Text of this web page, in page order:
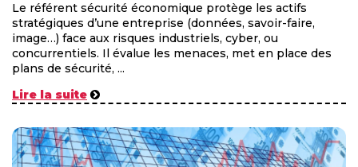
Le référent sécurité économique protège les actifs
stratégiques d’une entreprise (données, savoir-faire,
image…) face aux risques industriels, cyber, ou
concurrentiels. Il évalue les menaces, met en place des
plans de sécurité, ...
Lire la suite